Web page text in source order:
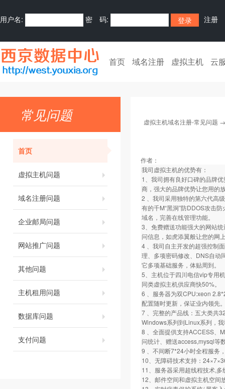
用户名: 密 码: 注册
首页 域名注册 虚拟主机 云
常见问题
首页
虚拟主机问题
域名注册问题
企业邮局问题
网站推广问题
其他问题
主机租用问题
数据库问题
支付问题
虚拟主机域名注册-常见问题
作者：
我司虚拟主机的优势有：
1、我司拥有良好口碑的品牌
商，强大的品牌优势让您用的
2 、我司采用独特的第六代高
有的千M“黑洞”防DDOS攻击
域名，完善在线管理功能。
3、免费赠送功能强大的网站
问信息，如虎添翼般让您的网
4 、我司自主开发的超强控制
理、多项密码修改、DNS自动
它多项基础服务，体贴周到。
5、主机位于四川电信vip专用
同类虚拟主机供应商快50%。
6 、服务器为双CPU:xeon
配置随时更新，保证业内领先
7 、完整的产品线：五大类共
Windows系列到Linux系列，
8 、全面提供支持ACCESS、
问统计、赠送access,mysql等
9 、不间断7*24小时全程服务
10、无障碍技术支持：
11、服务器采用超线程技术,
12、邮件空间和虚拟主机空间